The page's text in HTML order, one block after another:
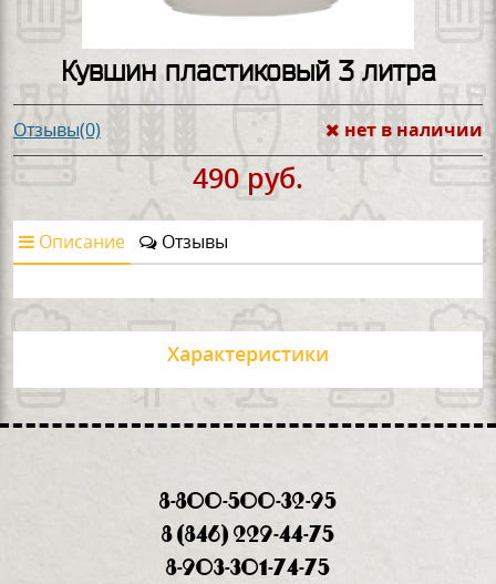
Кувшин пластиковый 3 литра
Отзывы(0) нет в наличии
490 руб.
Описание Отзывы
Характеристики
8-800-500-32-95
8 (846) 229-44-75
8-903-301-74-75